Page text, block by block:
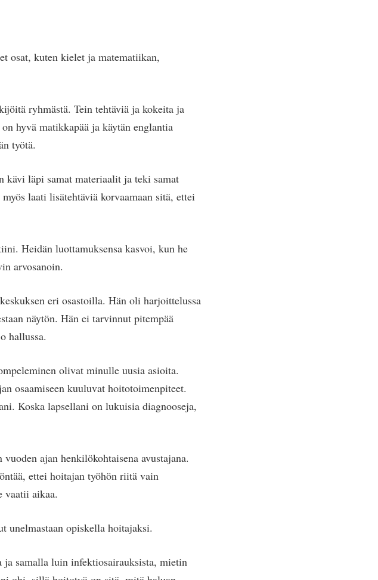
osat, kuten kielet ja matematiikan,
ryhmästä. Tein tehtäviä ja kokeita ja
hyvä matikkapää ja käytän englantia
työtä.
kävi läpi samat materiaalit ja teki samat
laati lisätehtäviä korvaamaan sitä, ettei
Heidän luottamuksensa kasvoi, kun he
arvosanoin.
eri osastoilla. Hän oli harjoittelussa
näytön. Hän ei tarvinnut pitempää
hallussa.
olivat minulle uusia asioita.
osaamiseen kuuluvat hoitotoimenpiteet.
Koska lapsellani on lukuisia diagnooseja,
ajan henkilökohtaisena avustajana.
ettei hoitajan työhön riitä vain
vaatii aikaa.
unelmastaan opiskella hoitajaksi.
samalla luin infektiosairauksista, mietin